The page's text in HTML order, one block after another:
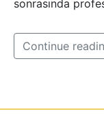
sonrasında
Continue